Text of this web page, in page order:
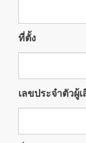
ที่ตั้ง
เลขประจำตัวผู้